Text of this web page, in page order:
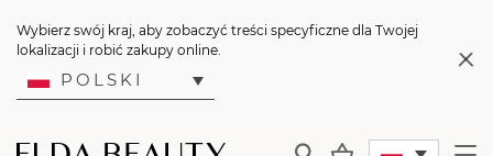
Wybierz swój kraj, aby zobaczyć treści specyficzne dla Twojej
lokalizacji i robić zakupy online.
POLSKI